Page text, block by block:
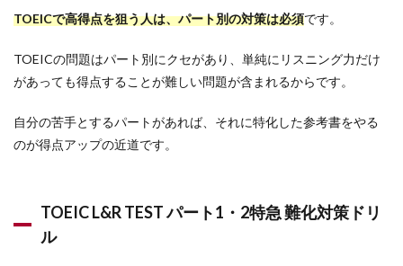
TOEICで高得点を狙う人は、パート別の対策は必須です。
TOEICの問題はパート別にクセがあり、単純にリスニング力だけ
があっても得点することが難しい問題が含まれるからです。
自分の苦手とするパートがあれば、それに特化した参考書をやる
のが得点アップの近道です。
TOEIC L&R TEST パート1・2特急 難化対策ドリ
ル